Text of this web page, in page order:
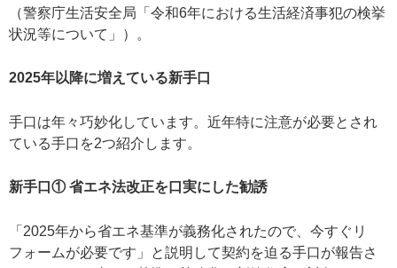
（警察庁生活安全局「令和6年における生活経済事犯の検挙
状況等について」）。
2025年以降に増えている新手口
手口は年々巧妙化しています。近年特に注意が必要とされ
ている手口を2つ紹介します。
新手口① 省エネ法改正を口実にした勧誘
「2025年から省エネ基準が義務化されたので、今すぐリ
フォームが必要です」と説明して契約を迫る手口が報告さ